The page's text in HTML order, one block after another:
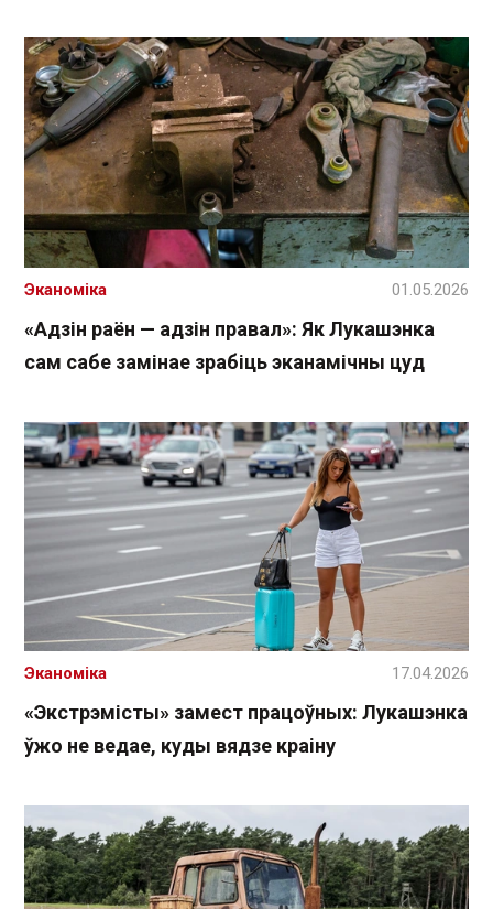
«Адзін раён — адзін правал»: Як Лукашэнка
сам сабе замінае зрабіць эканамічны цуд
Эканоміка 01.05.2026
«Экстрэмісты» замест працоўных: Лукашэнка
ўжо не ведае, куды вядзе краіну
Эканоміка 17.04.2026